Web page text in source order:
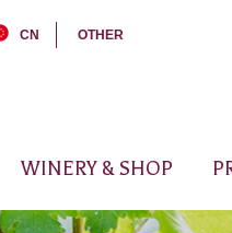
CN OTHER
WINERY & SHOP